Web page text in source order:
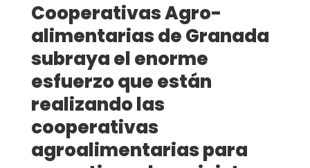
Cooperativas Agro-
alimentarias de Granada
subraya el enorme
esfuerzo que están
realizando las
cooperativas
agroalimentarias para